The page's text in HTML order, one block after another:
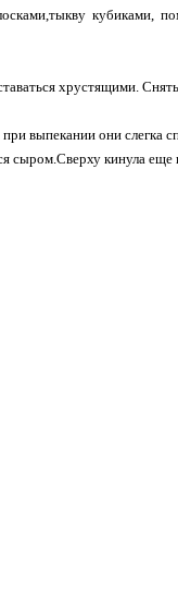
кубиками,
хрустящими.
выпекании они слегка
сыром.Сверху кинула еще